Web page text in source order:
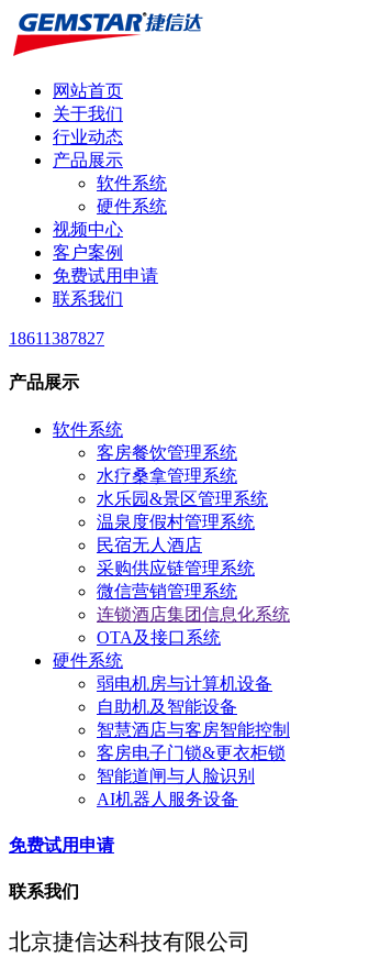
网站首页
关于我们
行业动态
产品展示
软件系统
硬件系统
视频中心
客户案例
免费试用申请
联系我们
18611387827
产品展示
软件系统
客房餐饮管理系统
水疗桑拿管理系统
水乐园&景区管理系统
温泉度假村管理系统
民宿无人酒店
采购供应链管理系统
微信营销管理系统
连锁酒店集团信息化系统
OTA及接口系统
硬件系统
弱电机房与计算机设备
自助机及智能设备
智慧酒店与客房智能控制
客房电子门锁&更衣柜锁
智能道闸与人脸识别
AI机器人服务设备
免费试用申请
联系我们
北京捷信达科技有限公司